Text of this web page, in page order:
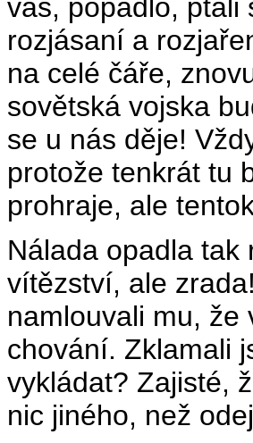
vás, popadlo, ptali
rozjásaní a
na celé čáře,
sovětská vojska
se u nás děje!
protože tenkrát tu
prohraje, ale
Nálada opadla tak
vítězství, ale
namlouvali mu,
chování. Zklamali
vykládat? Zajisté,
nic jiného, než